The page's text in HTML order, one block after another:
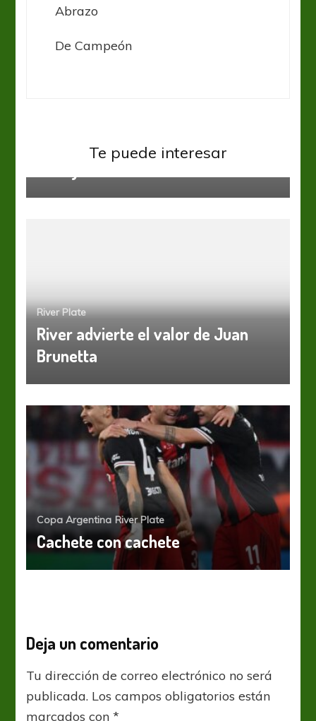
Abrazo
De Campeón
Te puede interesar
River Plate
River Plate
River advierte el valor de Juan
Brunetta
Copa Argentina River Plate
Cachete con cachete
Deja un comentario
Tu dirección de correo electrónico no será
publicada. Los campos obligatorios están
marcados con*